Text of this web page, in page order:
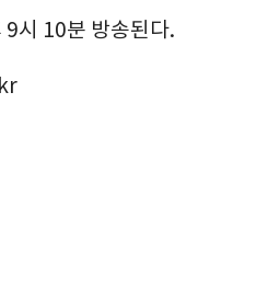
시 10분 방송된다.